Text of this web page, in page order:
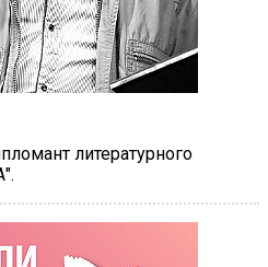
литературного